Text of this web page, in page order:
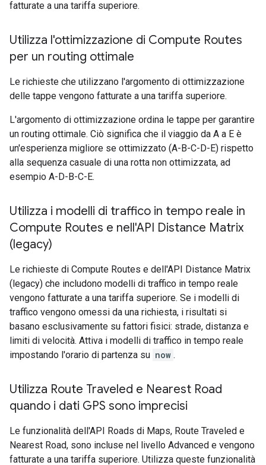
fatturate a una tariffa superiore.
Utilizza l'ottimizzazione di Compute Routes
per un routing ottimale
Le richieste che utilizzano l'argomento di ottimizzazione
delle tappe vengono fatturate a una tariffa superiore.
L'argomento di ottimizzazione ordina le tappe per garantire
un routing ottimale. Ciò significa che il viaggio da A a E è
un'esperienza migliore se ottimizzato (A-B-C-D-E) rispetto
alla sequenza casuale di una rotta non ottimizzata, ad
esempio A-D-B-C-E.
Utilizza i modelli di traffico in tempo reale in
Compute Routes e nell'API Distance Matrix
(legacy)
Le richieste di Compute Routes e dell'API Distance Matrix
(legacy) che includono modelli di traffico in tempo reale
vengono fatturate a una tariffa superiore. Se i modelli di
traffico vengono omessi da una richiesta, i risultati si
basano esclusivamente su fattori fisici: strade, distanza e
limiti di velocità. Attiva i modelli di traffico in tempo reale
impostando l'orario di partenza su now .
Utilizza Route Traveled e Nearest Road
quando i dati GPS sono imprecisi
Le funzionalità dell'API Roads di Maps, Route Traveled e
Nearest Road, sono incluse nel livello Advanced e vengono
fatturate a una tariffa superiore. Utilizza queste funzionalità